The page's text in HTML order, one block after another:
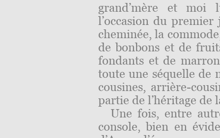
grand’mère et moi
l’occasion du
cheminée, la
de bonbons et de
fondants et de
toute une séquelle de
cousines, arrière-
partie de l’héritage de
Une fois, entre
console, bien en